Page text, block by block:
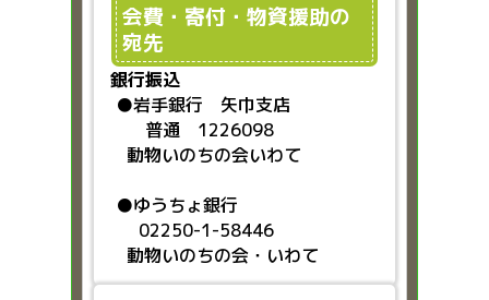
会費・寄付・物資援助の
宛先
銀行振込
●岩手銀行 矢巾支店
普通 1226098
動物いのちの会いわて
●ゆうちょ銀行
02250-1-58446
動物いのちの会・いわて